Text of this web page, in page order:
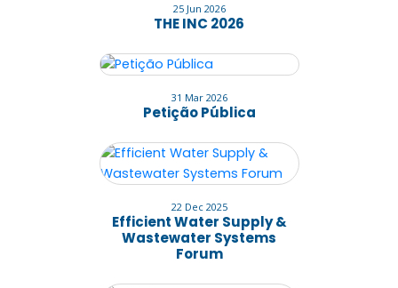
25 Jun 2026
THE INC 2026
31 Mar 2026
Petição Pública
22 Dec 2025
Efficient Water Supply &
Wastewater Systems
Forum